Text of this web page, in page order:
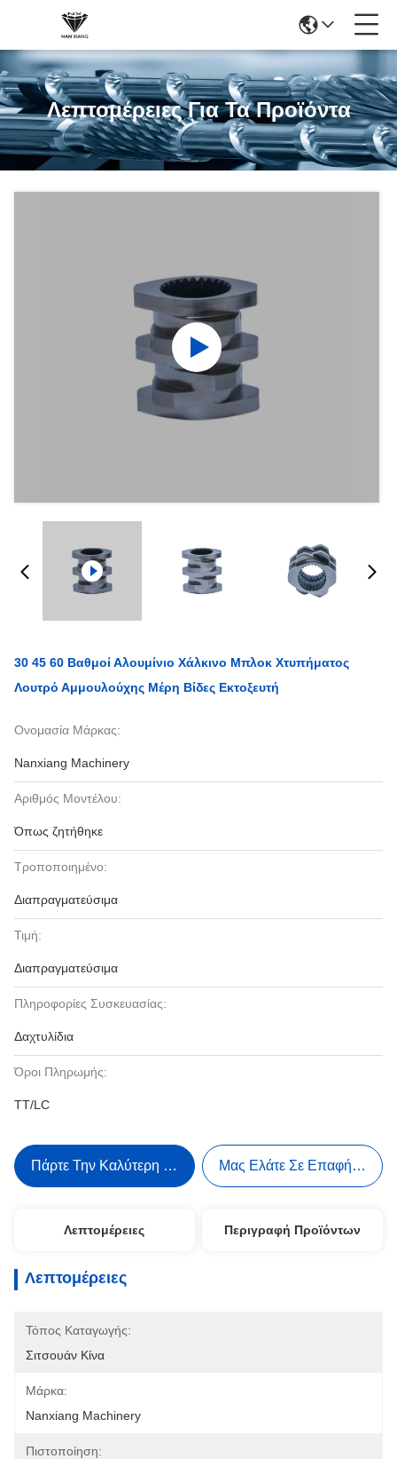
Λεπτομέρειες Για Τα Προϊόντα
30 45 60 Βαθμοί Αλουμίνιο Χάλκινο Μπλοκ Χτυπήματος
Λουτρό Αμμουλούχης Μέρη Βίδες Εκτοξευτή
Ονομασία Μάρκας:
Nanxiang Machinery
Αριθμός Μοντέλου:
Όπως ζητήθηκε
Τροποποιημένο:
Διαπραγματεύσιμα
Τιμή:
Διαπραγματεύσιμα
Πληροφορίες Συσκευασίας:
Δαχτυλίδια
Όροι Πληρωμής:
TT/LC
Πάρτε Την Καλύτερη Τιμή Μας Ελάτε Σε Επαφή Με
Λεπτομέρειες Περιγραφή Προϊόντων
Λεπτομέρειες
Τόπος Καταγωγής:
Σιτσουάν Κίνα
Μάρκα:
Nanxiang Machinery
Πιστοποίηση: